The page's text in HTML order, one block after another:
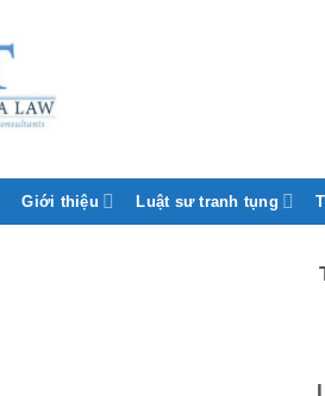
Giới thiệu Luật sư tranh tụng